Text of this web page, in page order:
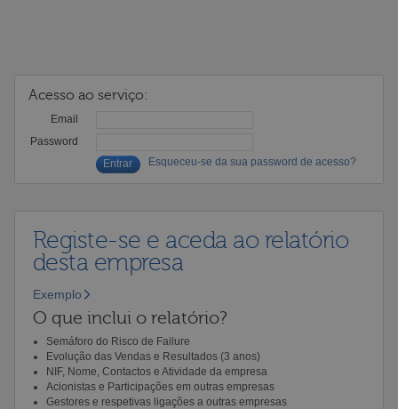
Acesso ao serviço:
Email
Password
Esqueceu-se da sua password de acesso?
Registe-se e aceda ao relatório
desta empresa
Exemplo
O que inclui o relatório?
Semáforo do Risco de Failure
Evolução das Vendas e Resultados (3 anos)
NIF, Nome, Contactos e Atividade da empresa
Acionistas e Participações em outras empresas
Gestores e respetivas ligações a outras empresas